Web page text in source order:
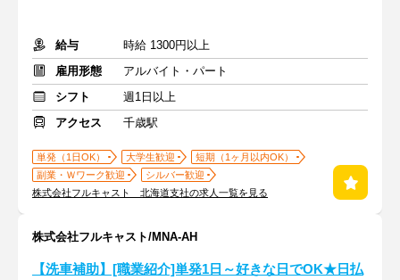
給与
時給 1300円以上
雇用形態
アルバイト・パート
シフト
週1日以上
アクセス
千歳駅
単発（1日OK） 大学生歓迎
短期（1ヶ月以内OK）
副業・Ｗワーク歓迎
シルバー歓迎
株式会社フルキャスト 北海道支社の求人一覧を見る
株式会社フルキャスト/MNA-AH
【洗車補助】[職業紹介]単発1日～好きな日でOK★日払